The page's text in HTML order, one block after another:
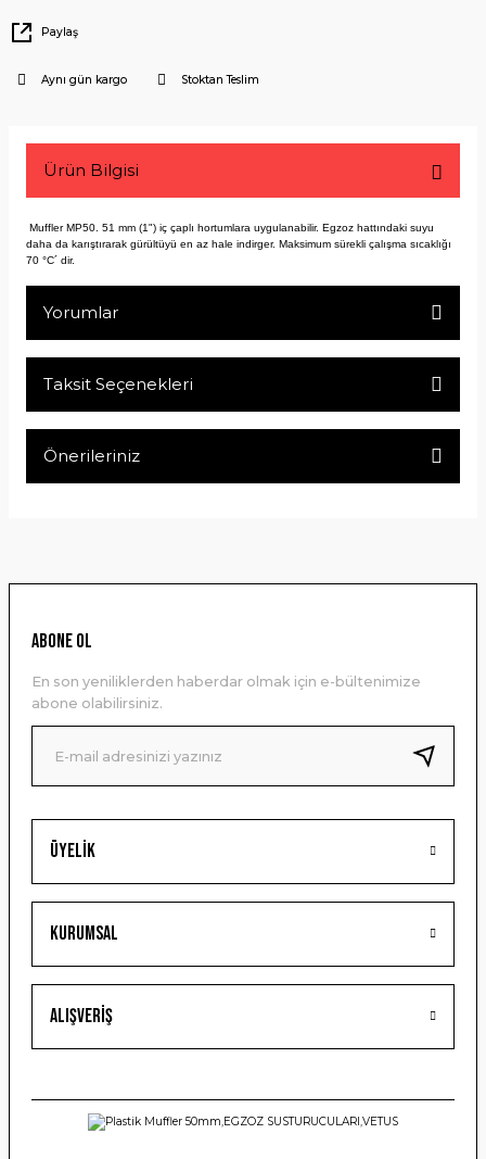
Paylaş
Aynı gün kargo Stoktan Teslim
Ürün Bilgisi
Muffler MP50. 51 mm (1") iç çaplı hortumlara uygulanabilir. Egzoz hattındaki suyu
daha da karıştırarak gürültüyü en az hale indirger. Maksimum sürekli çalışma sıcaklığı
70 °C´ dir.
Yorumlar
Taksit Seçenekleri
Önerileriniz
Ürün resmi kalitesiz, bozuk veya görüntülenemiyor.
Ürün bilgilerinde hatalar bulunuyor.
Ürün fiyatı diğer sitelerden daha pahalı.
Bu ürüne benzer farklı alternatifler olmalı.
Gönder
Üyelik
Kurumsal
Alışveriş
ABONE OL
En son yeniliklerden haberdar olmak için e-bültenimize
abone olabilirsiniz.